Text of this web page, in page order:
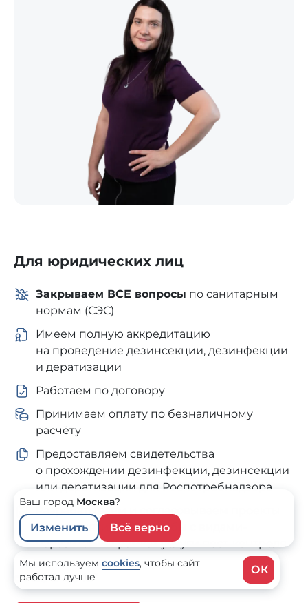
Для юридических лиц
Закрываем ВСЕ вопросы по санитарным
нормам (СЭС)
Имеем полную аккредитацию
на проведение дезинсекции, дезинфекции
и дератизации
Работаем по договору
Принимаем оплату по безналичному
расчёту
Предоставляем свидетельства
о прохождении дезинфекции, дезинсекции
или дератизации для Роспотребнадзора
Разрабатываем и согласовываем проекты
мероприятий для борьбы с видами-
паразитами в рамках услуги пест-контроля
от 20 ₽ за м²
Мы используем cookies, чтобы сайт
работал лучше
ОК
Ваш город Москва?
Изменить Всё верно